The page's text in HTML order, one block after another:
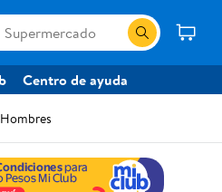
Centro de ayuda